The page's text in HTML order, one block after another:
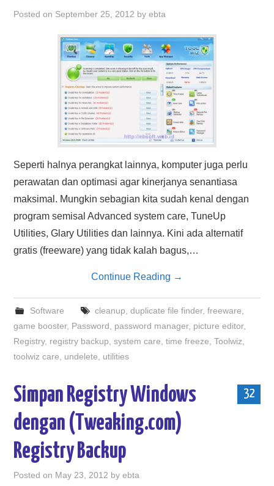
HASIL PENCARIAN
Posted on September 25, 2012 byebta
Seperti halnya perangkat lainnya, komputer juga perlu
perawatan dan optimasi agar kinerjanya senantiasa
maksimal. Mungkin sebagian kita sudah kenal dengan
program semisal Advanced system care, TuneUp
Utilities, Glary Utilities dan lainnya. Kini ada alternatif
gratis (freeware) yang tidak kalah bagus,…
Continue Reading →
Software cleanup duplicate file finder, freeware
game booster, Password password manager, picture editor,
Registry, registry backup ,system care ,time freeze ,Toolwiz
toolwiz care
undelete utilities
32
Simpan Registry Windows
dengan (Tweaking.com)
Registry Backup
Posted on May 23, 2012 byebta